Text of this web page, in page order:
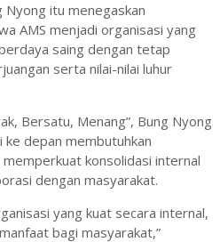
Nyong itu menegaskan
AMS menjadi organisasi yang
saing dengan tetap
serta nilai-nilai luhur
Bersatu, Menang”, Bung Nyong
depan membutuhkan
konsolidasi internal
dengan masyarakat.
yang kuat secara internal,
bagi masyarakat,”